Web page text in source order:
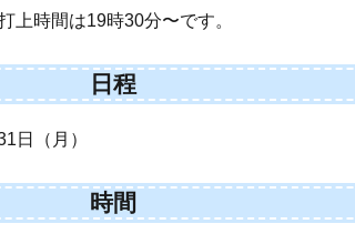
上時間は19時30分〜です。
日程
日（月）
時間